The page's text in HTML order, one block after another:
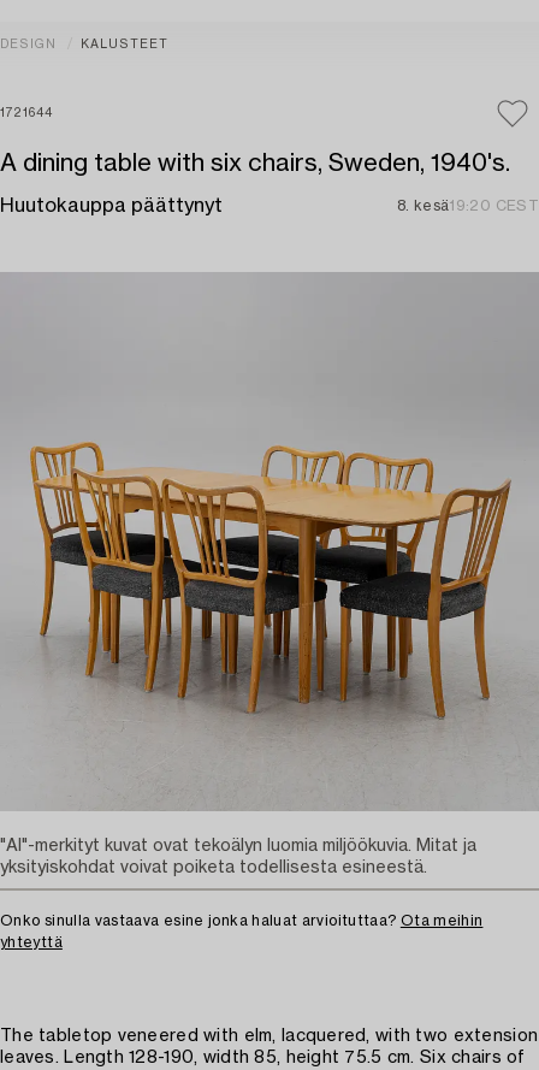
DESIGN KALUSTEET
1721644
A dining table with six chairs, Sweden, 1940's.
Huutokauppa päättynyt 8. kesä19:20 CEST
Onko sinulla vastaava esine jonka haluat arvioituttaa? Ota meihin
yhteyttä
The tabletop veneered with elm, lacquered, with two extension
leaves. Length 128-190, width 85, height 75.5 cm. Six chairs of
"AI"-merkityt kuvat ovat tekoälyn luomia miljöökuvia. Mitat ja
yksityiskohdat voivat poiketa todellisesta esineestä.